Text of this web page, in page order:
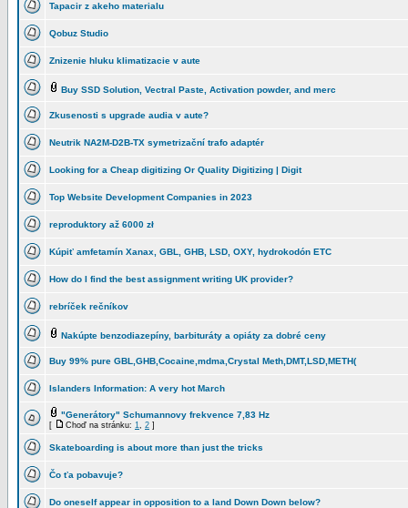
Tapacir z akeho materialu
Qobuz Studio
Znizenie hluku klimatizacie v aute
Buy SSD Solution, Vectral Paste, Activation powder, and merc
Zkusenosti s upgrade audia v aute?
Neutrik NA2M-D2B-TX symetrizační trafo adaptér
Looking for a Cheap digitizing Or Quality Digitizing | Digit
Top Website Development Companies in 2023
reproduktory až 6000 zł
Kúpiť amfetamín Xanax, GBL, GHB, LSD, OXY, hydrokodón ETC
How do I find the best assignment writing UK provider?
rebríček rečníkov
Nakúpte benzodiazepíny, barbituráty a opiáty za dobré ceny
Buy 99% pure GBL,GHB,Cocaine,mdma,Crystal Meth,DMT,LSD,METH(
Islanders Information: A very hot March
"Generátory" Schumannovy frekvence 7,83 Hz
[ Choď na stránku: 1, 2 ]
Skateboarding is about more than just the tricks
Čo ťa pobavuje?
Do oneself appear in opposition to a land Down Down below?